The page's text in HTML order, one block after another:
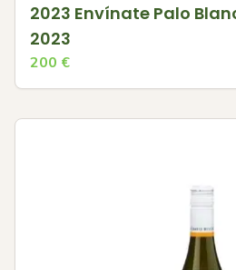
2023 Envínate Palo
2023
200 €